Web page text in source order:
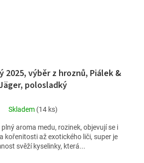
2025, výběr z hroznů, Piálek &
polosladký
Skladem (14 ks)
aroma medu, rozinek, objevují se i
kořenitosti až exotického liči, super je
svěží kyselinky, která...